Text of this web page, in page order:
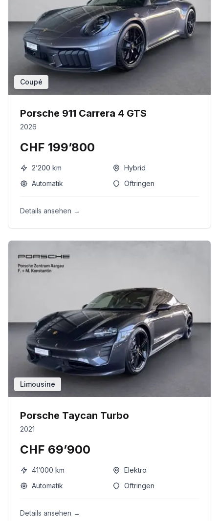
Coupé
Porsche 911 Carrera 4 GTS
2026
CHF 199’800
2’200 km
Hybrid
Automatik
Oftringen
Details ansehen →
Limousine
Porsche Taycan Turbo
2021
CHF 69’900
41’000 km
Elektro
Automatik
Oftringen
Details ansehen →